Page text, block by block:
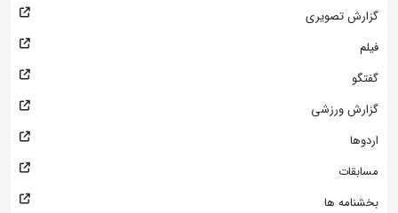
گزارش تصویری
فیلم
گفتگو
گزارش ورزشی
اردوها
مسابقات
بخشنامه ها